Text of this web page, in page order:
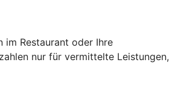
im Restaurant oder Ihre
nur für vermittelte Leistungen,